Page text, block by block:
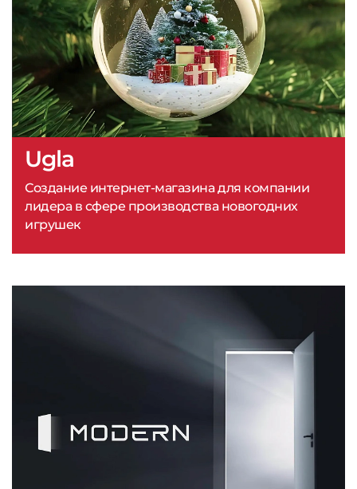
Ugla
Создание интернет-магазина для компании
лидера в сфере производства новогодних
игрушек